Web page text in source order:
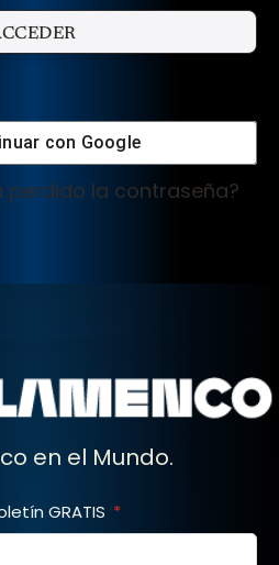
con Google
perdido la contraseña?
en el Mundo.
GRATIS